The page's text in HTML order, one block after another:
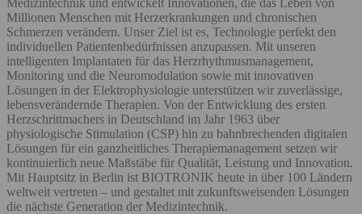
Medizintechnik und entwickelt Innovationen, die das Leben von
Millionen Menschen mit Herzerkrankungen und chronischen
Schmerzen verändern. Unser Ziel ist es, Technologie perfekt den
individuellen Patientenbedürfnissen anzupassen. Mit unseren
intelligenten Implantaten für das Herzrhythmusmanagement,
Monitoring und die Neuromodulation sowie mit innovativen
Lösungen in der Elektrophysiologie unterstützen wir zuverlässige,
lebensverändernde Therapien. Von der Entwicklung des ersten
Herzschrittmachers in Deutschland im Jahr 1963 über
physiologische Stimulation (CSP) hin zu bahnbrechenden digitalen
Lösungen für ein ganzheitliches Therapiemanagement setzen wir
kontinuierlich neue Maßstäbe für Qualität, Leistung und Innovation.
Mit Hauptsitz in Berlin ist BIOTRONIK heute in über 100 Ländern
weltweit vertreten – und gestaltet mit zukunftsweisenden Lösungen
die nächste Generation der Medizintechnik.